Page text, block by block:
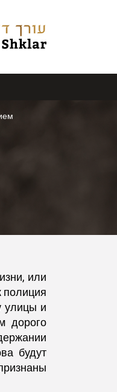
или
полиция
улицы и
дорого
будут